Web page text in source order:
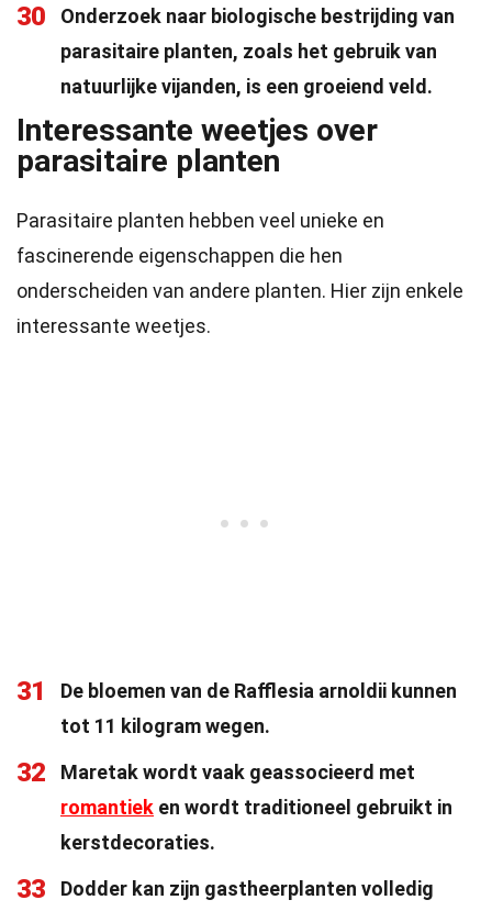
30
Onderzoek naar biologische bestrijding van
parasitaire planten, zoals het gebruik van
natuurlijke vijanden, is een groeiend veld.
Interessante weetjes over
parasitaire planten
Parasitaire planten hebben veel unieke en
fascinerende eigenschappen die hen
onderscheiden van andere planten. Hier zijn enkele
interessante weetjes.
31
De bloemen van de Rafflesia arnoldii kunnen
tot 11 kilogram wegen.
32
Maretak wordt vaak geassocieerd met
romantiek en wordt traditioneel gebruikt in
kerstdecoraties.
33
Dodder kan zijn gastheerplanten volledig